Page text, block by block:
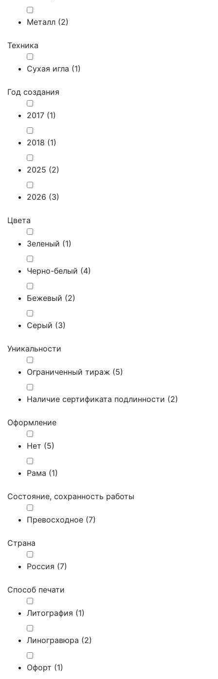
Металл (2)
Техника
Сухая игла (1)
Год создания
2017 (1)
2018 (1)
2025 (2)
2026 (3)
Цвета
Зеленый (1)
Черно-белый (4)
Бежевый (2)
Серый (3)
Уникальности
Ограниченный тираж (5)
Наличие сертификата подлинности (2)
Оформление
Нет (5)
Рама (1)
Состояние, сохранность работы
Превосходное (7)
Страна
Россия (7)
Способ печати
Литография (1)
Линогравюра (2)
Офорт (1)